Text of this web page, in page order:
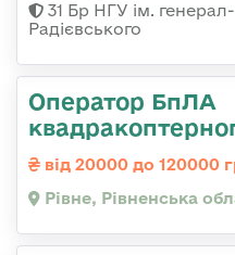
31 Бр НГУ ім.
Радієвського
Оператор БпЛА
від 20000 до 120000
Рівне, Рівненська